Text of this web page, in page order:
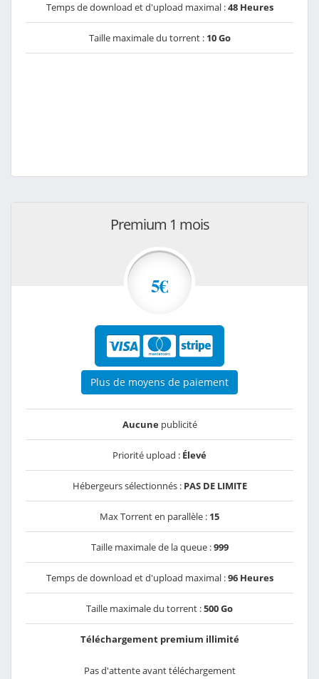
Temps de download et d'upload maximal :48 Heures
Taille maximale du torrent : 10 Go
Premium 1 mois
5€
Plus de moyens de paiement
Aucunepublicité
Priorité upload : Élevé
Hébergeurs sélectionnés : PAS DE LIMITE
Max Torrent en parallèle : 15
Taille maximale de la queue :999
Temps de download et d'upload maximal :96 Heures
Taille maximale du torrent :500 Go
Téléchargement premium illimité
Pas d'attente avant téléchargement